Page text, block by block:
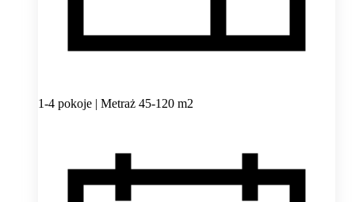
1-4 pokoje | Metraż 45-120 m2